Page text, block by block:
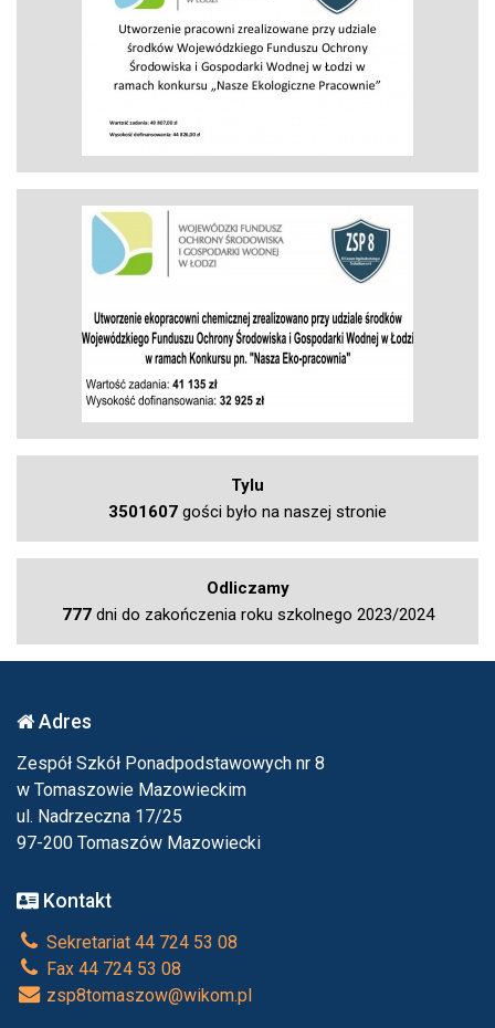
Tylu
3501607 gości było na naszej stronie
Odliczamy
777dni do zakończenia roku szkolnego 2023/2024
Adres
Zespół Szkół Ponadpodstawowych nr 8
w Tomaszowie Mazowieckim
ul. Nadrzeczna 17/25
97-200 Tomaszów Mazowiecki
Kontakt
Sekretariat 44 724 53 08
Fax 44 724 53 08
zsp8tomaszow@wikom.pl